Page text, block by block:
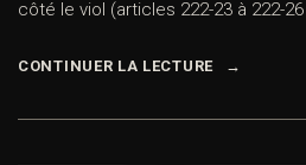
côté le viol (articles 222-23 à 222-
CONTINUER LA LECTURE